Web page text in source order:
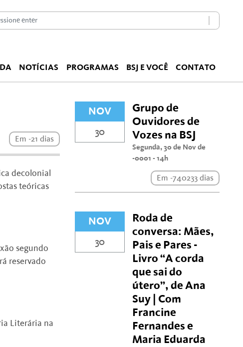
NOTÍCIAS PROGRAMAS BSJ E VOCÊ CONTATO
Em -21 dias
decolonial
teóricas
segundo
reservado
Literária na
NOV
30
Grupo de
Ouvidores de
Vozes na BSJ
Segunda, 30 de Nov de
-0001 - 14h
Em -740233 dias
NOV
30
Roda de
conversa: Mães,
Pais e Pares -
Livro “A corda
que sai do
útero”, de Ana
Suy | Com
Francine
Fernandes e
Maria Eduarda